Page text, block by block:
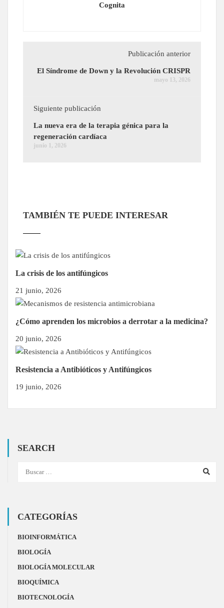
Cognita
Publicación anterior
El Síndrome de Down y la Revolución CRISPR
mayo 13, 2026
Siguiente publicación
La nueva era de la terapia génica para la
regeneración cardíaca
junio 1, 2026
TAMBIÉN TE PUEDE INTERESAR
La crisis de los antifúngicos
21 junio, 2026
¿Cómo aprenden los microbios a derrotar a la medicina?
20 junio, 2026
Resistencia a Antibióticos y Antifúngicos
19 junio, 2026
SEARCH
CATEGORÍAS
BIOINFORMÁTICA
BIOLOGÍA
BIOLOGÍA MOLECULAR
BIOQUÍMICA
BIOTECNOLOGÍA